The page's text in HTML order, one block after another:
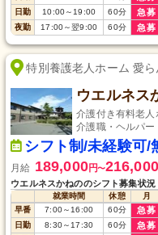
日勤 10:00～19:00 60分 急募
夜勤 17:00～翌9:00 60分 急募
特別養護老人ホーム 愛
ウエルネス
介護付き有料老人
介護職・ヘルパー
シフト制/未経験可/
月給 189,000円〜216,000
ウエルネスかねののシフト募集状況
就業時間 休憩 月
早番
7:00～16:00 60分 急募
日勤 8:30～17:30 60分 急募